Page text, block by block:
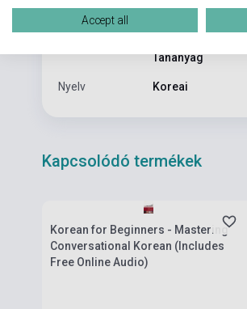
Kiadási év 2015
Tananyag
Nyelv Koreai
Kapcsolódó termékek
Korean for Beginners - Mastering
Conversational Korean (Includes
Free Online Audio)
Accept all